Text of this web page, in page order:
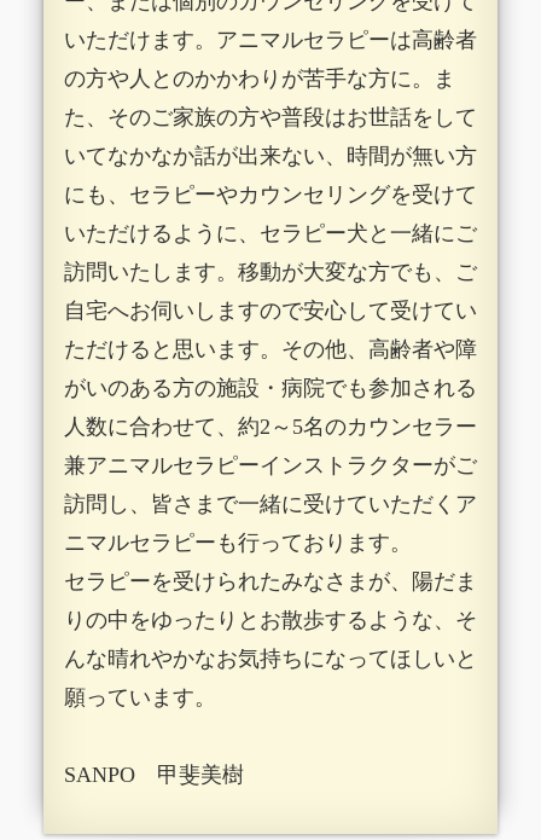
いただけます。アニマルセラピーは高齢者
の方や人とのかかわりが苦手な方に。ま
た、そのご家族の方や普段はお世話をして
いてなかなか話が出来ない、時間が無い方
にも、セラピーやカウンセリングを受けて
いただけるように、セラピー犬と一緒にご
訪問いたします。移動が大変な方でも、ご
自宅へお伺いしますので安心して受けてい
ただけると思います。その他、高齢者や障
がいのある方の施設・病院でも参加される
人数に合わせて、約2～5名のカウンセラー
兼アニマルセラピーインストラクターがご
訪問し、皆さまで一緒に受けていただくア
ニマルセラピーも行っております。
セラピーを受けられたみなさまが、陽だま
りの中をゆったりとお散歩するような、そ
んな晴れやかなお気持ちになってほしいと
願っています。
​​SANPO 甲斐美樹